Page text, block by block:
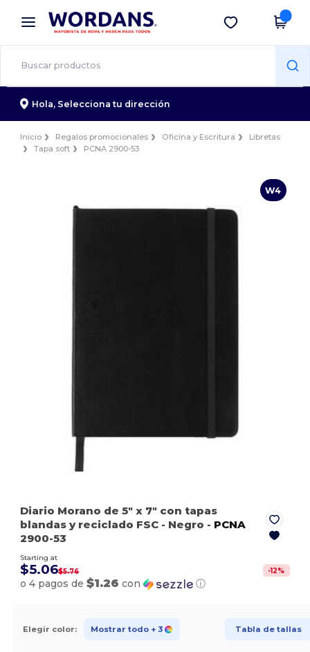
× App de Wordans
¡Mejores precios en app!
Descargar app
Hola, Selecciona tu dirección
Inicio Regalos promocionales Oficina y Escritura
Libretas
Tapa soft
PCNA 2900-53
W4
Diario Morano de 5" x 7" con tapas
blandas y reciclado FSC - Negro - PCNA
2900-53
Starting at
$5.06$5.76 -12%
o 4 pagos de$1.26 con ⓘ
Elegir color: Mostrar todo + 3 Tabla de tallas